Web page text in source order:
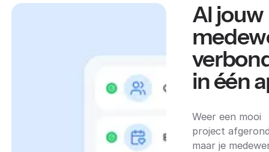
Al jouw
in één
Weer een mooi
project
maar je